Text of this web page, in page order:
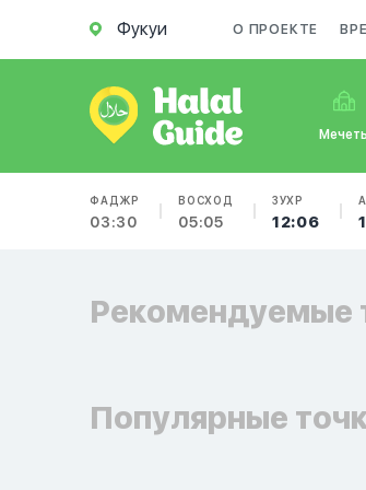
Фукуи О ПРОЕКТЕ
Мечеть
ФАДЖР
03:30
ВОСХОД
05:05
ЗУХР
12:06
Рекомендуемые
Популярные